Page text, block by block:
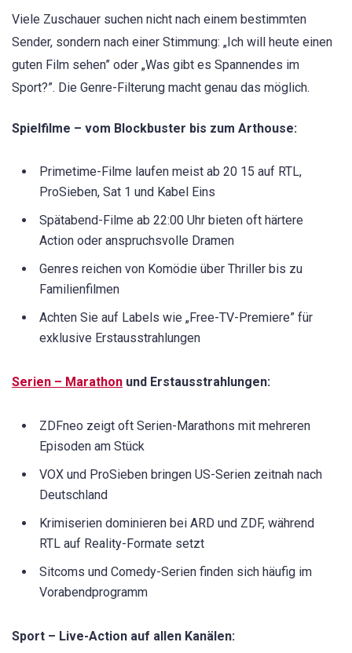
Viele Zuschauer suchen nicht nach einem bestimmten
Sender, sondern nach einer Stimmung: „Ich will heute einen
guten Film sehen” oder „Was gibt es Spannendes im
Sport?”. Die Genre-Filterung macht genau das möglich.
Spielfilme – vom Blockbuster bis zum Arthouse:
Primetime-Filme laufen meist ab 20 15 auf RTL,
ProSieben, Sat 1 und Kabel Eins
Spätabend-Filme ab 22:00 Uhr bieten oft härtere
Action oder anspruchsvolle Dramen
Genres reichen von Komödie über Thriller bis zu
Familienfilmen
Achten Sie auf Labels wie „Free-TV-Premiere” für
exklusive Erstausstrahlungen
Serien – Marathon und Erstausstrahlungen:
ZDFneo zeigt oft Serien-Marathons mit mehreren
Episoden am Stück
VOX und ProSieben bringen US-Serien zeitnah nach
Deutschland
Krimiserien dominieren bei ARD und ZDF, während
RTL auf Reality-Formate setzt
Sitcoms und Comedy-Serien finden sich häufig im
Vorabendprogramm
Sport – Live-Action auf allen Kanälen: